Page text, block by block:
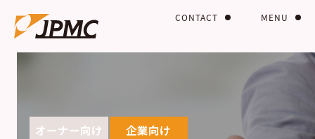
MENU
CONTACT
オーナー向け 企業向け